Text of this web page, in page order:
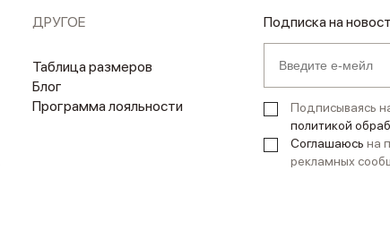
ДРУГОЕ
Таблица размеров
Блог
Программа лояльности
Подписка на
Подписываясь
политикой
Соглашаюсь на
рекламных